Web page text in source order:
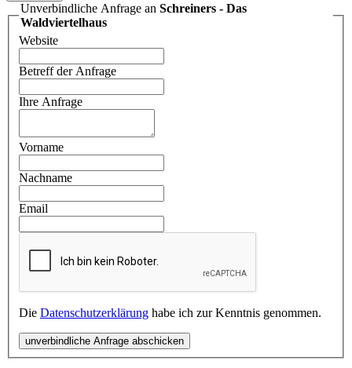
Unverbindliche Anfrage an Schreiners - Das
Waldviertelhaus
Website
Betreff der Anfrage
Ihre Anfrage
Vorname
Nachname
Email
Die Datenschutzerklärung habe ich zur Kenntnis genommen.
unverbindliche Anfrage abschicken